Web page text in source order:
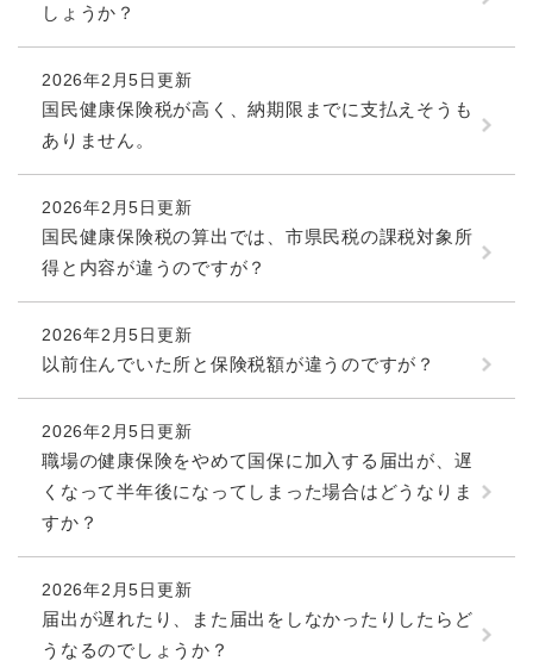
しょうか？
2026年2月5日更新
国民健康保険税が高く、納期限までに支払えそうも
ありません。
2026年2月5日更新
国民健康保険税の算出では、市県民税の課税対象所
得と内容が違うのですが？
2026年2月5日更新
以前住んでいた所と保険税額が違うのですが？
2026年2月5日更新
職場の健康保険をやめて国保に加入する届出が、遅
くなって半年後になってしまった場合はどうなりま
すか？
2026年2月5日更新
届出が遅れたり、また届出をしなかったりしたらど
うなるのでしょうか？